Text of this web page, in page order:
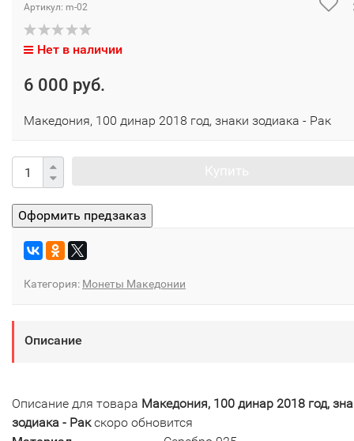
Артикул: m-02
Нет в наличии
6 000 руб.
Македония, 100 динар 2018 год, знаки зодиака - Рак
Категория: Монеты Македонии
Описание
Описание для товара Македония, 100 динар 2018 год,
зодиака - Ракскоро обновится